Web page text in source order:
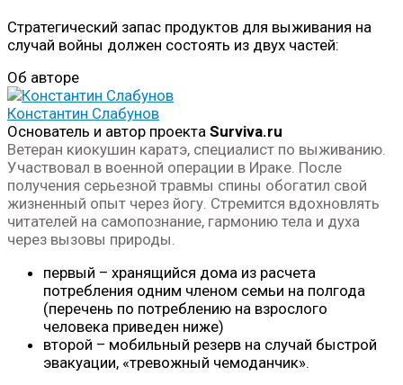
Стратегический запас продуктов для выживания на
случай войны должен состоять из двух частей:
Об авторе
Константин Слабунов
Основатель и автор проекта Surviva.ru
Ветеран киокушин каратэ, специалист по выживанию.
Участвовал в военной операции в Ираке. После
получения серьезной травмы спины обогатил свой
жизненный опыт через йогу. Стремится вдохновлять
читателей на самопознание, гармонию тела и духа
через вызовы природы.
первый – хранящийся дома из расчета
потребления одним членом семьи на полгода
(перечень по потреблению на взрослого
человека приведен ниже)
второй – мобильный резерв на случай быстрой
эвакуации, «тревожный чемоданчик».